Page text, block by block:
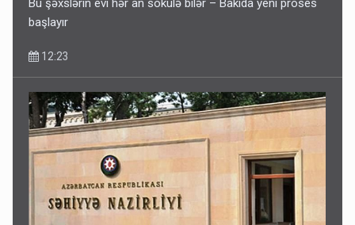
Bu şəxslərin evi hər an sökülə bilər – Bakıda yeni proses
başlayır
12:23